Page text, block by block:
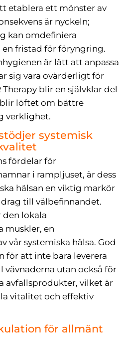
etablera ett mönster av
är nyckeln;
kan omdefiniera
fristad för föryngring.
är lätt att anpassa
sig vara ovärderligt för
Therapy blir en självklar del
löftet om bättre
verklighet.
systemisk
fördelar för
i rampljuset, är dess
hälsan en viktig markör
till välbefinnandet.
den lokala
muskler, en
vår systemiska hälsa. God
för att inte bara leverera
utan också för
avfallsprodukter, vilket är
vitalitet och effektiv
för allmänt